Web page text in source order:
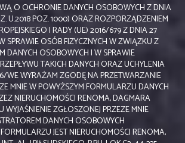
O OCHRONIE DANYCH OSOBOWYCH Z DNIA
U.2018 POZ. 1000) ORAZ ROZPORZĄDZENIEM
I RADY (UE) 2016/679 Z DNIA 27
SPRAWIE OSÓB FIZYCZNYCH W ZWIĄZKU Z
DANYCH OSOBOWYCH I W SPRAWIE
TAKICH DANYCH ORAZ UCHYLENIA
WE WYRAŻAM ZGODĘ NA PRZETWARZANIE
MNIE W POWYŻSZYM FORMULARZU DANYCH
NIERUCHOMOŚCI RENOMA, DAGMARA
WYJAŚNIENIE ZGŁOSZONEJ PRZEZE MNIE
DANYCH OSOBOWYCH
JEST NIERUCHOMOŚCI RENOMA,